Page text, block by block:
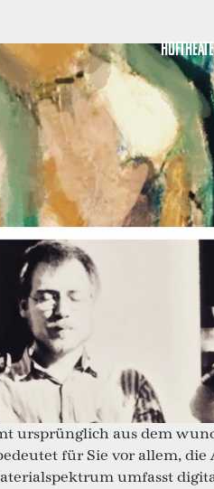
ursprünglich aus dem
für Sie vor allem,
umfasst